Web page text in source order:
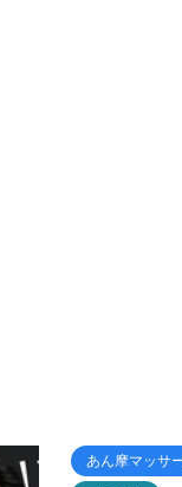
あん摩マッサ